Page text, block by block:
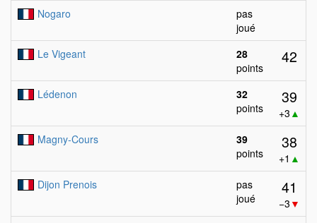
Nogaro
pas
joué
Le Vigeant
28
points
42
Lédenon
32
points
39
+3 ▲
Magny-Cours
39
points
38
+1 ▲
Dijon Prenois
pas
joué
41
−3 ▼